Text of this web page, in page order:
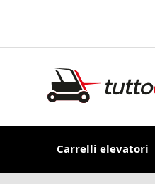
Carrelli elevatori